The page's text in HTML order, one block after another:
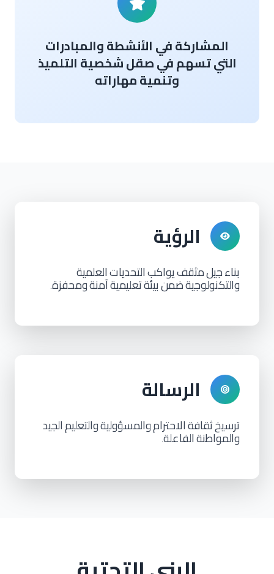
المشاركة في الأنشطة والمبادرات
التي تسهم في صقل شخصية التلميذ
وتنمية مهاراته
الرؤية
بناءجيلمثقفيواكبالتحدياتالعلمية
والتكنولوجيةضمنبيئةتعليميةآمنةومحفزة.
الرسالة
ترسيخثقافةالاحتراموالمسؤوليةوالتعليمالجيد
والمواطنةالفاعلة.